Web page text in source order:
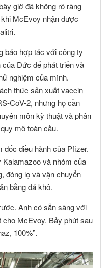
giờ đã không rõ ràng
McEvoy nhận được
báo hợp tác với công ty
của Đức để phát triển và
nghiệm của mình.
thức sản xuất vaccin
CoV-2, nhưng họ cần
môn kỹ thuật và phân
mô toàn cầu.
đốc điều hành của Pfizer.
và nhóm của
đóng lọ và vận chuyển
bằng đá khô.
Anh có sẵn sàng với
cho McEvoy. Bảy phút sau
100%”.